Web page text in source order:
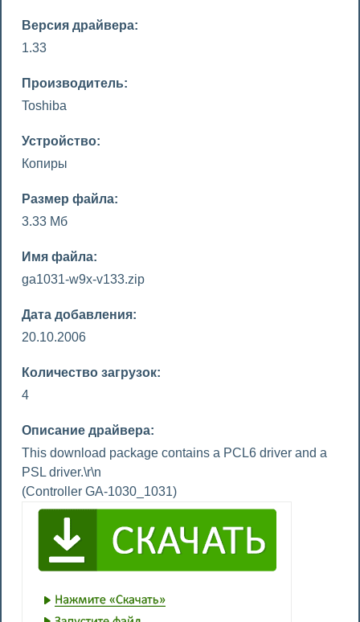
Версия драйвера:
1.33
Производитель:
Toshiba
Устройство:
Копиры
Размер файла:
3.33 Мб
Имя файла:
ga1031-w9x-v133.zip
Дата добавления:
20.10.2006
Количество загрузок:
4
Описание драйвера:
This download package contains a PCL6 driver and a
PSL driver.\r\n
(Controller GA-1030_1031)